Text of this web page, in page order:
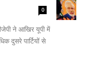
0
ने आखिर यूपी में
दुसरे पार्टियों से